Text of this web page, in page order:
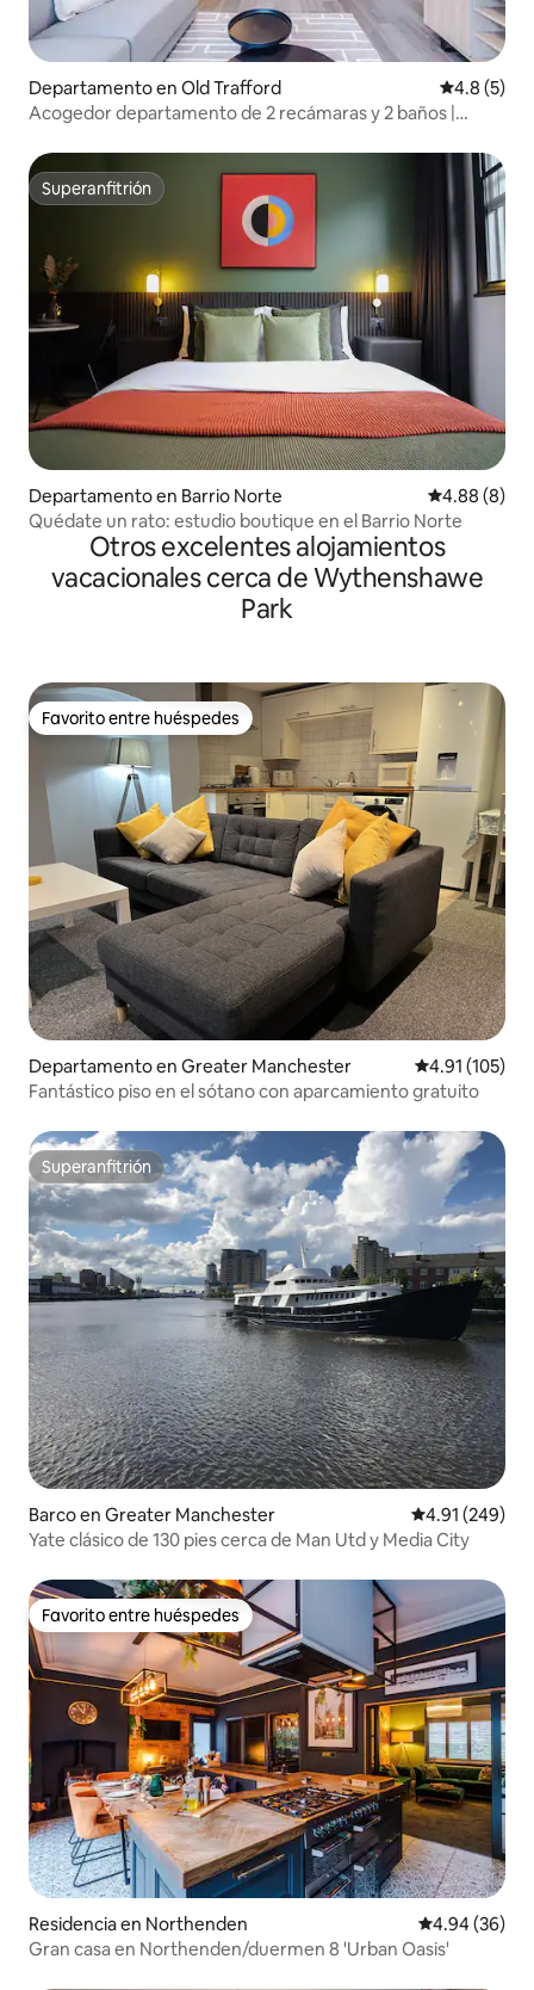
Departamento en Old Trafford
4.8 (5)
Acogedor departamento de 2 recámaras y 2 baños |
Superanfitrión
Superanfitrión
Departamento en Barrio Norte Calificación
4.88 (8)
Quédate un rato: estudio boutique en el Barrio Norte
Otros excelentes alojamientos
vacacionales cerca de Wythenshawe
Park
Favorito entre huéspedes
Favorito entre huéspedes
Departamento en Greater Manchester Calificación
4.91 (105)
Fantástico piso en el sótano con aparcamiento gratuito
Superanfitrión
Superanfitrión
Barco en Greater Manchester Calificación
4.91 (249)
Yate clásico de 130 pies cerca de Man Utd y Media City
Favorito entre huéspedes
Favorito entre huéspedes
Residencia en Northenden Calificación
4.94 (36)
Gran casa en Northenden/duermen 8 'Urban Oasis'